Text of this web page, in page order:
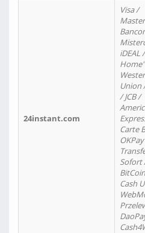
24instant.com
Visa /
iDEAL
Union
/ JCB /
Carte
Sofort
Cash